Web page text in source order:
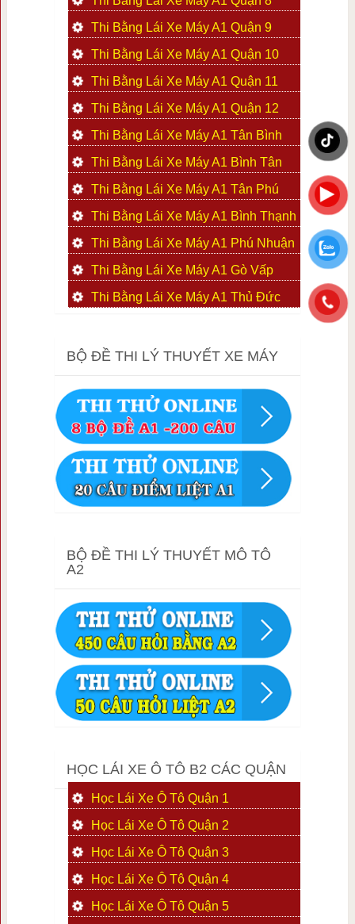
Thi Bằng Lái Xe Máy A1 Quận 9
Thi Bằng Lái Xe Máy A1 Quận 10
Thi Bằng Lái Xe Máy A1 Quận 11
Thi Bằng Lái Xe Máy A1 Quận 12
Thi Bằng Lái Xe Máy A1 Tân Bình
Thi Bằng Lái Xe Máy A1 Bình Tân
Thi Bằng Lái Xe Máy A1 Tân Phú
Thi Bằng Lái Xe Máy A1 Bình Thạnh
Thi Bằng Lái Xe Máy A1 Phú Nhuận
Thi Bằng Lái Xe Máy A1 Gò Vấp
Thi Bằng Lái Xe Máy A1 Thủ Đức
BỘ ĐỀ THI LÝ THUYẾT XE MÁY
BỘ ĐỀ THI LÝ THUYẾT MÔ TÔ
A2
HỌC LÁI XE Ô TÔ B2 CÁC QUẬN
Học Lái Xe Ô Tô Quận 1
Học Lái Xe Ô Tô Quận 2
Học Lái Xe Ô Tô Quận 3
Học Lái Xe Ô Tô Quận 4
Học Lái Xe Ô Tô Quận 5